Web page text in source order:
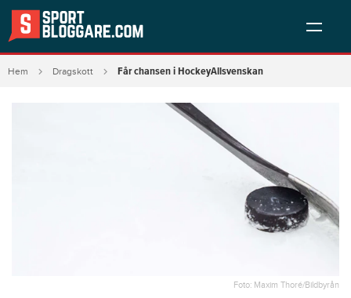
Hem Dragskott Får chansen i HockeyAllsvenskan
Foto: Maxim Thoré/Bildbyrån